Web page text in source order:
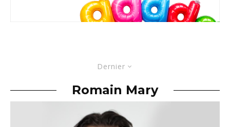
Dernier
Romain Mary